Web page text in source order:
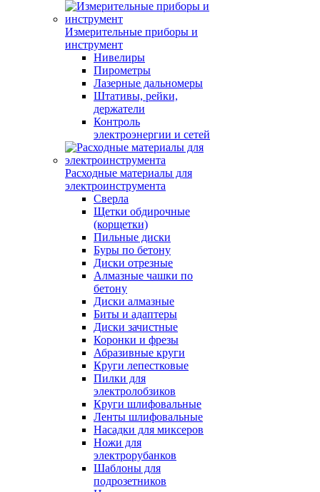
Измерительные приборы и
инструмент
Нивелиры
Пирометры
Лазерные дальномеры
Штативы, рейки,
держатели
Контроль
электроэнергии и сетей
Расходные материалы для
электроинструмента
Сверла
Щетки обдирочные
(корщетки)
Пильные диски
Буры по бетону
Диски отрезные
Алмазные чашки по
бетону
Диски алмазные
Биты и адаптеры
Диски зачистные
Коронки и фрезы
Абразивные круги
Круги лепестковые
Пилки для
электролобзиков
Круги шлифовальные
Ленты шлифовальные
Насадки для миксеров
Ножи для
электрорубанков
Шаблоны для
подрозетников